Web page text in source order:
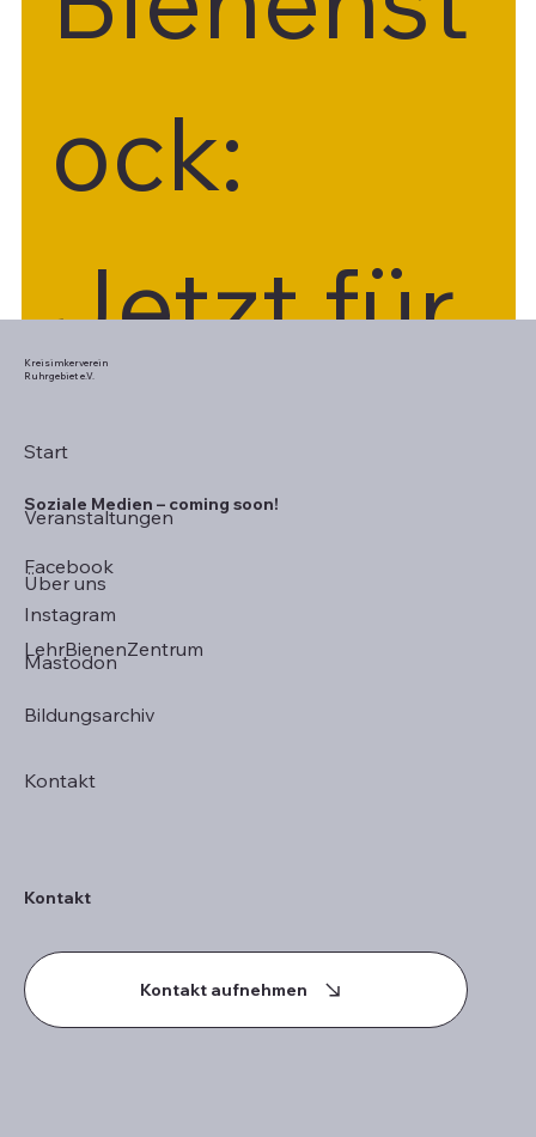
ock:
Jetzt für
unseren
Newslett
er
registrier
en
Kreisimkerverein
Ruhrgebiet e.V.
Start
Veranstaltungen
Über uns
LehrBienenZentrum
Bildungsarchiv
Kontakt
Soziale Medien – coming soon!
Facebook
Instagram
Mastodon
Kontakt
Kontakt aufnehmen